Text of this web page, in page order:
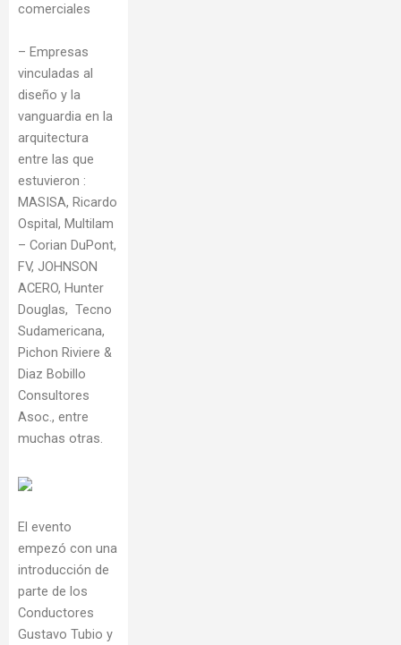
comerciales
– Empresas
vinculadas al
diseño y la
vanguardia en la
arquitectura
entre las que
estuvieron :
MASISA, Ricardo
Ospital, Multilam
– Corian DuPont,
FV, JOHNSON
ACERO, Hunter
Douglas, Tecno
Sudamericana,
Pichon Riviere &
Diaz Bobillo
Consultores
Asoc., entre
muchas otras.
El evento
empezó con una
introducción de
parte de los
Conductores
Gustavo Tubio y